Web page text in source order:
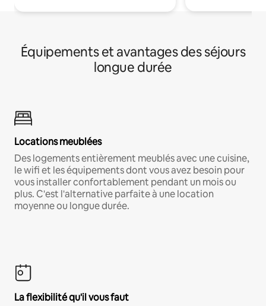
Équipements et avantages des séjours
longue durée
Locations meublées
Des logements entièrement meublés avec une cuisine,
le wifi et les équipements dont vous avez besoin pour
vous installer confortablement pendant un mois ou
plus. C'est l'alternative parfaite à une location
moyenne ou longue durée.
La flexibilité qu'il vous faut